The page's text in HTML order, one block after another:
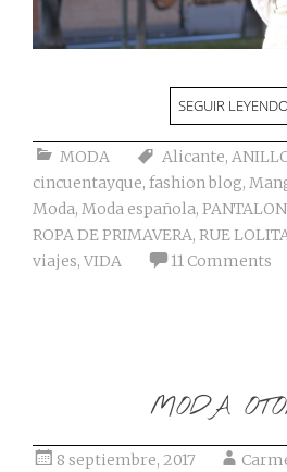
SEGUIR LEYENDO
MODA Alicante,
cincuentayque, fashion blog,
Moda, Moda española,
ROPA DE PRIMAVERA, RUE
viajes, VIDA 11 Comments
MODA
8 septiembre, 2017